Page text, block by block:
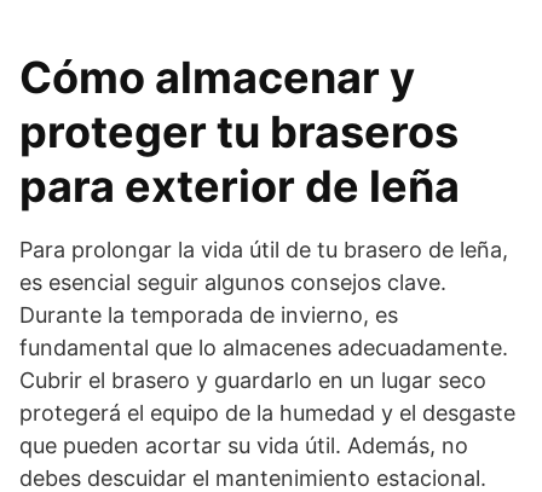
Cómo almacenar y
proteger tu braseros
para exterior de leña
Para prolongar la vida útil de tu brasero de leña,
es esencial seguir algunos consejos clave.
Durante la temporada de invierno, es
fundamental que lo almacenes adecuadamente.
Cubrir el brasero y guardarlo en un lugar seco
protegerá el equipo de la humedad y el desgaste
que pueden acortar su vida útil. Además, no
debes descuidar el mantenimiento estacional.